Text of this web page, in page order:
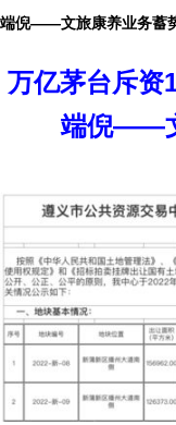
端倪——文旅康养业务蓄
万亿茅台斥资
端倪——